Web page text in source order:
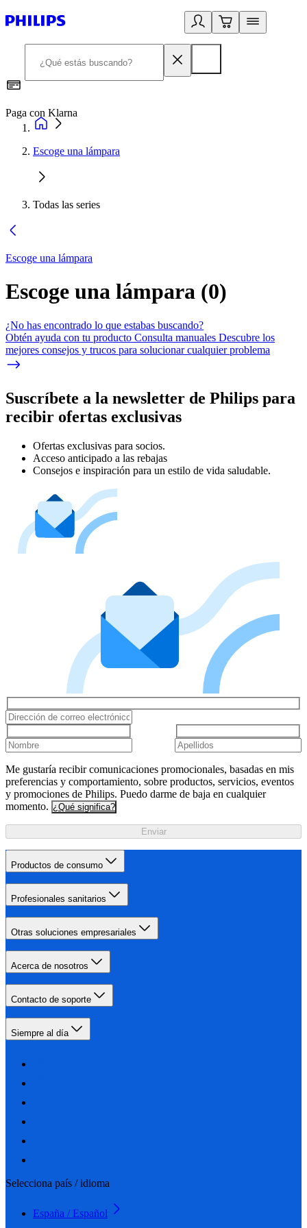
Paga con Klarna
Escoge una lámpara
Todas las series
Escoge una lámpara
Escoge una lámpara (0)
¿No has encontrado lo que estabas buscando?
Obtén ayuda con tu producto Consulta manuales Descubre los
mejores consejos y trucos para solucionar cualquier problema
Suscríbete a la newsletter de Philips para
recibir ofertas exclusivas
Ofertas exclusivas para socios.
Acceso anticipado a las rebajas
Consejos e inspiración para un estilo de vida saludable.
Me gustaría recibir comunicaciones promocionales, basadas en mis
preferencias y comportamiento, sobre productos, servicios, eventos
y promociones de Philips. Puedo darme de baja en cualquier
momento. ¿Qué significa?
Enviar
Productos de consumo
Profesionales sanitarios
Otras soluciones empresariales
Acerca de nosotros
Contacto de soporte
Siempre al día
Selecciona país / idioma
España / Español